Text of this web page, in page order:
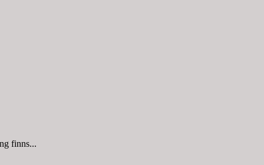
finns...